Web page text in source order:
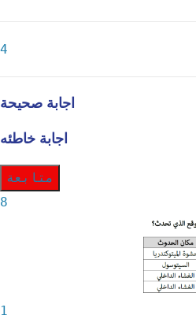
4
اجابة صحيحة
اجابة خاطئه
متابعة
8
1